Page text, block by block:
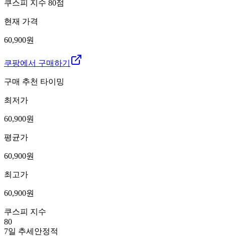
쿠스피 지수 80점
현재 가격
60,900원
쿠팡에서 구매하기
구매 추천 타이밍
최저가
60,900원
평균가
60,900원
최고가
60,900원
쿠스피 지수
80
7일 추세 안정적